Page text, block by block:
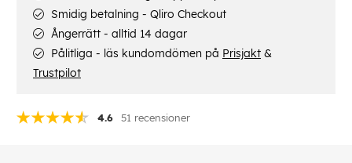
4.6 51 recensioner
Smidig betalning - Qliro Checkout
Ångerrätt - alltid 14 dagar
Pålitliga - läs kundomdömen på Prisjakt &
Trustpilot